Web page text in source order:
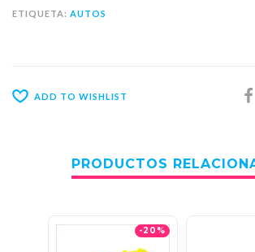
ETIQUETA: AUTOS
ADD TO WISHLIST
PRODUCTOS
-20%